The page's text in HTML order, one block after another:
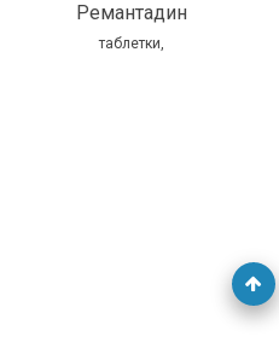
Ремантадин
таблетки,